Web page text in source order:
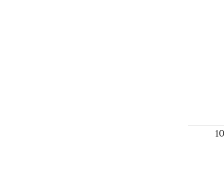
السباق الثاني: مخصص للعداءين المتخصصين في المسافات التي تتعدى 10